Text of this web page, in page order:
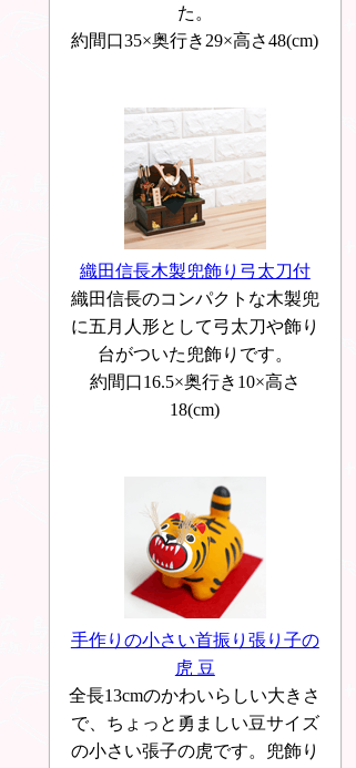
た。
約間口35×奥行き29×高さ48(cm)
織田信長木製兜飾り弓太刀付
織田信長のコンパクトな木製兜
に五月人形として弓太刀や飾り
台がついた兜飾りです。
約間口16.5×奥行き10×高さ
18(cm)
手作りの小さい首振り張り子の
虎 豆
全長13cmのかわいらしい大きさ
で、ちょっと勇ましい豆サイズ
の小さい張子の虎です。兜飾り